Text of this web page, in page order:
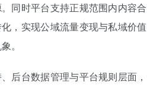
同时平台支持正规范围内内容
，实现公域流量变现与私域价
。
后台数据管理与平台规则层面